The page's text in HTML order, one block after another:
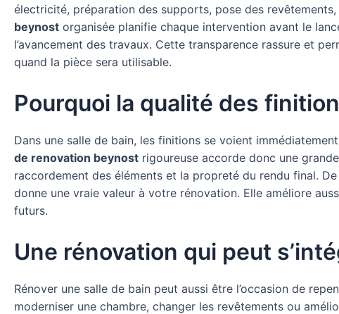
électricité, préparation des supports, pose des
beynost organisée planifie chaque intervention avant le
l’avancement des travaux. Cette transparence rassure et
quand la pièce sera utilisable.
Pourquoi la qualité des
Dans une salle de bain, les finitions se voient
de renovation beynost rigoureuse accorde donc une
raccordement des éléments et la propreté du rendu final.
donne une vraie valeur à votre rénovation. Elle améliore
futurs.
Une rénovation qui peut
Rénover une salle de bain peut aussi être l’occasion de
moderniser une chambre, changer les revêtements ou